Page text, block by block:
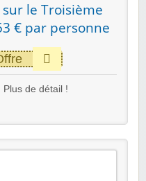
le Troisième
€ par personne
Plus de détail !